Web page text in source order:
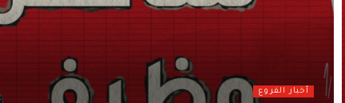
أخبار الفروع